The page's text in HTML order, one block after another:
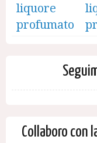
liquore
profumato
Collaboro con